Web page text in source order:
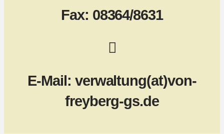
Fax: 08364/8631
E-Mail: verwaltung(at)von-
freyberg-gs.de